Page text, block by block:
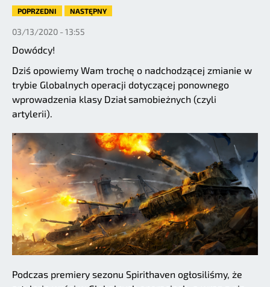
POPRZEDNI NASTĘPNY
03/13/2020 - 13:55
Dowódcy!
Dziś opowiemy Wam trochę o nadchodzącej zmianie w
trybie Globalnych operacji dotyczącej ponownego
wprowadzenia klasy Dział samobieżnych (czyli
artylerii).
Podczas premiery sezonu Spirithaven ogłosiliśmy, że